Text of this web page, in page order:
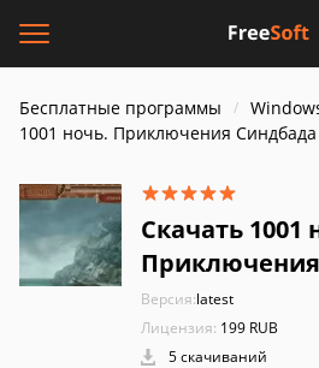
Бесплатные программы
1001 ночь. Приключения Синдбада
Скачать 1001
Версия:latest
Лицензия: 199 RUB
5 скачиваний